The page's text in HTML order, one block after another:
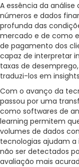
A essência da
números e dados
profunda das
mercado e de como
de pagamento dos
capaz de interpretar
taxas de
traduzi-los em
Com o avanço da
passou por uma
como softwares de
learning permitem
volumes de dados
tecnologias ajudam
não ser detectados
avaliação mais